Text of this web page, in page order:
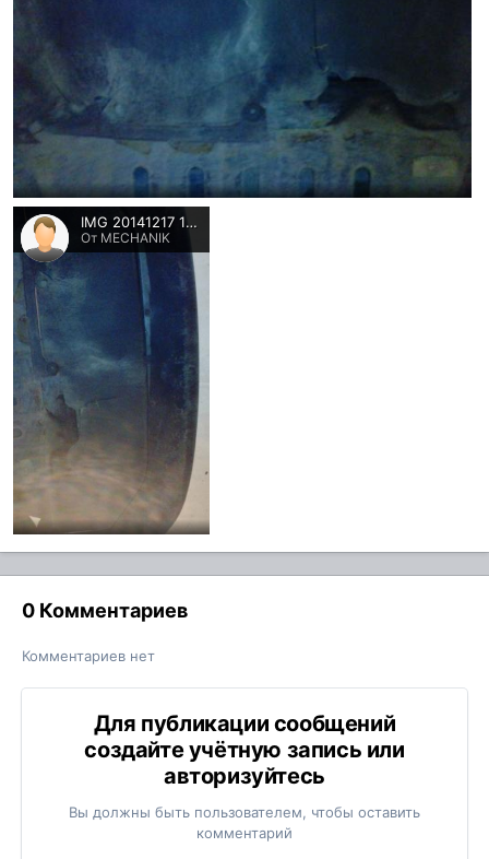
IMG 20141217 125114
От MECHANIK
0 Комментариев
Комментариев нет
Для публикации сообщений
создайте учётную запись или
авторизуйтесь
Вы должны быть пользователем, чтобы оставить
комментарий